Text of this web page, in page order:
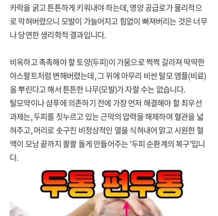
카락을 굵고 튼튼하게 키워내야 하는데, 영양 공급로가 물리적으
로 막혀버렸으니 모발이 가늘어지고 힘없이 빠져버리는 것은 너무
나 당연한 생리학적 결과입니다.
비옥하고 촉촉해야 할 토양(두피)이 가뭄으로 쩍쩍 갈라져 딱딱한
아스팔트처럼 변해버렸는데, 그 위에 아무리 비싼 탈모 앰플(비료)
을 뿌린다고 해서 튼튼한 나무(모발)가 자랄 수는 없습니다.
탈모약이나 샴푸에 의존하기 전에 가장 먼저 해결해야 할 최우선
과제는, 두피를 짓누르고 있는 근막의 압력을 해제하여 혈관을 넓
혀주고, 머리로 솟구친 비정상적인 열을 식혀내어 맑고 시원한 혈
액이 모낭 끝까지 콸콸 돌게 만들어주는 '두피 순환계의 복구'입니
다.